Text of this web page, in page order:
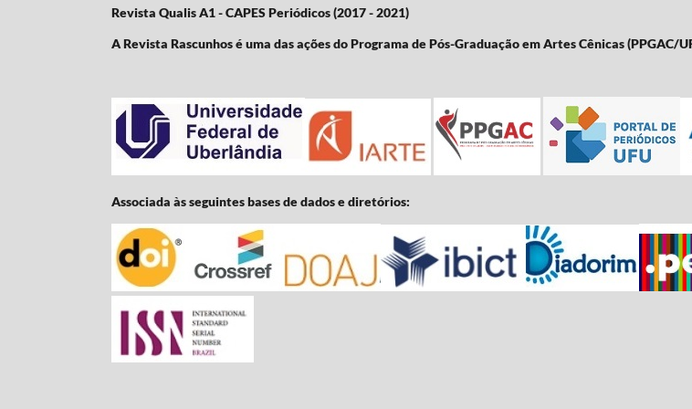
Revista Qualis A1 - CAPES Periódicos (2017 - 2021)
A Revista Rascunhos é uma das ações do Programa de Pós-Graduação em Artes Cênicas (PPGAC/
Associada às seguintes bases de dados e diretórios: